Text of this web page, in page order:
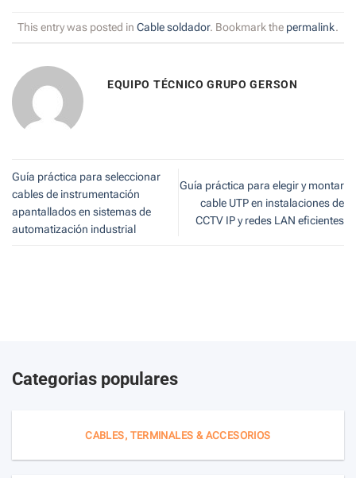
This entry was posted in Cable soldador. Bookmark the permalink.
EQUIPO TÉCNICO GRUPO GERSON
Guía práctica para seleccionar
cables de instrumentación
apantallados en sistemas de
automatización industrial
Guía práctica para elegir y montar
cable UTP en instalaciones de
CCTV IP y redes LAN eficientes
Categorias populares
CABLES, TERMINALES & ACCESORIOS